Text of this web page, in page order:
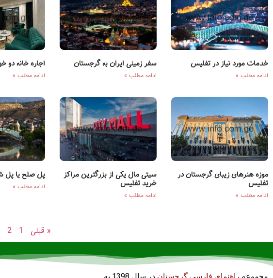
خدمات مورد نیاز در تفلیس
ادامه مطلب »
سفر زمینی ایران به گرجستان
ادامه مطلب »
اجاره خانه دو
ادامه مطلب »
موزه هنرهای زیبای گرجستان در
تفلیس
ادامه مطلب »
سیتی مال یکی از بزرگترین مراکز
خرید تفلیس
ادامه مطلب »
پل صلح یا پل
ادامه مطلب »
« قبلی 1
2
مجموعه راهنمای فارسی گرجستان در سال 1398 به